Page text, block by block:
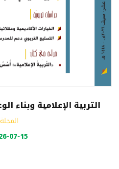
التربية الإعلامية وبناء
المجلة
07-15